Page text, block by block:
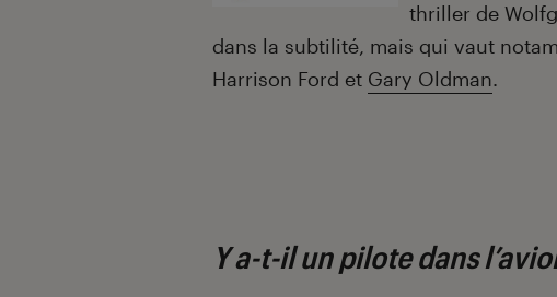
thriller de
dans la subtilité, mais qui vaut
Harrison Ford et Gary Oldman.
Y a-t-il un pilote dans